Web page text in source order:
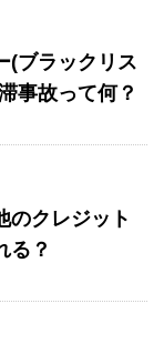
(ブラックリス
事故って何？
のクレジット
る？